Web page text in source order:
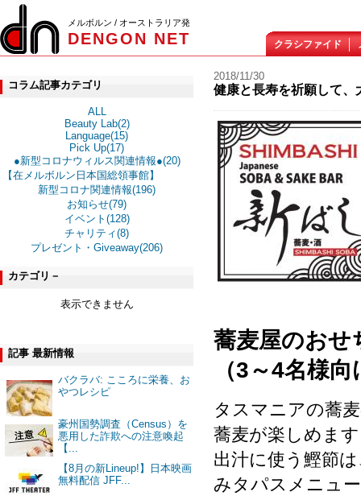
メルボルン / オーストラリア発
DENGON NET クラシファイド
コラム記事カテゴリ
ALL
Beauty Lab(2)
Language(15)
Pick Up(17)
●新型コロナウィルス関連情報●(20)
【在メルボルン日本国総領事館】
新型コロナ関連情報(196)
お知らせ(79)
イベント(128)
チャリティ(8)
プレゼント・Giveaway(206)
カテゴリ－
表示できません
記事 最新情報
バクラバ: こころに栄養、お
やつレシピ
豪州国勢調査（Census）を
悪用した詐欺への注意喚起
【...
【8月の新Lineup!】日本映画
無料配信 JFF...
2018/11/30
健康と長寿を祈願して、
蕎麦屋のお
（3～4名様向
タスマニアの蕎
蕎麦が楽しめま
出汁に使う鰹節
みタパスメニュ